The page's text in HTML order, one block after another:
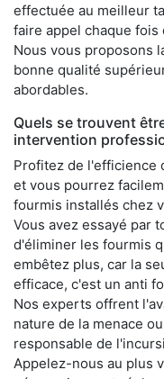
effectuée au meilleur
faire appel chaque fois
Nous vous proposons
bonne qualité
abordables.
Quels se trouvent
intervention
Profitez de l'efficience
et vous pourrez
fourmis installés chez
Vous avez essayé par
d'éliminer les fourmis
embêtez plus, car la
efficace, c'est un anti
Nos experts offrent
nature de la menace
responsable de
Appelez-nous au plus